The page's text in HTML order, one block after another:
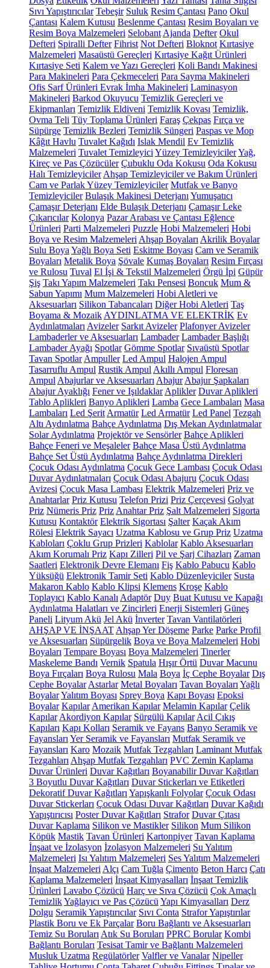
Sıvı Yapıştırıcılar Tebeşir Suluk Resim Çantası Pano Okul
Çantası Kalem Kutusu Beslenme Çantası Resim Boyaları ve
Resim Boya Malzemeleri Selobant Ajanda Defter Okul
Defteri Spiralli Defter Fihrist Not Defteri Bloknot Kırtasiye
Malzemeleri Masaüstü Gereçleri Kırtasiye Kağıt Ürünleri
Kırtasiye Seti Kalem ve Yazı Gereçleri Koli Bandı Makinesi
Para Makineleri Para Çekmeceleri Para Sayma Makineleri
Ofis Sarf Ürünleri Evrak İmha Makineleri Laminasyon
Makineleri Barkod Okuyucu Temizlik Gereçleri ve
Ekipmanları Temizlik Eldiveni Temizlik Kovası Temizlik,
Ovma Teli Tüy Toplama Ürünleri Faraş Çekpas Fırça ve
Süpürge Temizlik Bezleri Temizlik Süngeri Paspas ve Mop
Kâğıt Havlu Tuvalet Kağıdı Islak Mendil Ev Temizlik
Malzemeleri Tuvalet Temizleyici Yüzey TemizleyicilerYağ,
Kireç ve Pas Çözücüler Çubuklu Oda Kokusu Oda Kokusu
Halı Temizleyiciler Ahşap Temizleyiciler ve Bakım Ürünleri
Cam ve Parlak Yüzey Temizleyiciler Mutfak ve Banyo
Temizleyiciler Bulaşık Makinesi Deterjanı Yumuşatıcı
Çamaşır Deterjanı Elde Bulaşık Deterjanı Çamaşır Leke
Çıkarıcılar Kolonya Pazar Arabası ve Çantası Eğlence
Ürünleri Parti Malzemeleri Puzzle Hobi Malzemeleri Hobi
Boya ve Resim Malzemeleri Ahşap Boyaları Akrilik Boyalar
Sulu Boya Yağlı Boya Seti Eskitme Boyası Cam ve Seramik
Boyaları Metalik Boya Şövale Kumaş Boyaları Resim Fırçası
ve Rulosu Tuval El İşi & Tekstil Malzemeleri Örgü İpi Güpür
Şiş Takı Yapım Malzemeleri Takı Pensesi Boncuk Mum &
Sabun Yapımı Mum Malzemeleri Hobi Aletleri ve
Aksesuarları Silikon Tabancaları Diğer Hobi Aletleri Taş
Boyama & Mozaik AYDINLATMA VE ELEKTRİK Ev
Aydınlatmaları Avizeler Sarkıt Avizeler Plafonyer Avizeler
Lambaderler ve Aksesuarları Lambader Lambader Başlığı
Lambader Ayağı Spotlar Gömme Spotlar Sıvaüstü Spotlar
Tavan Spotlar Ampuller Led Ampul Halojen Ampul
Tasarruflu Ampul Rustik Ampul Akıllı Ampul Floresan
Ampul Abajurlar ve Aksesuarları Abajur Abajur Şapkaları
Abajur Ayaklığı Fener ve Işıldaklar Aplikler Duvar Aplikleri
Tablo Aplikleri Banyo Aplikleri Lamba Gece Lambaları Masa
Lambaları Led Şerit Armatür Led Armatür Led Panel Tezgah
Altı Aydınlatma Bahçe Aydınlatma Dış Mekan Aydınlatmalar
Solar Aydınlatma Projektör ve Sensörler Bahçe Aplikleri
Bahçe Feneri ve Meşaleler Bahçe Masa Üstü Aydınlatma
Bahçe Set Üstü Aydınlatma Bahçe Aydınlatma Direkleri
Çocuk Odası Aydınlatma Çocuk Gece Lambası Çocuk Odası
Duvar Aydınlatmaları Çocuk Odası Abajuru Çocuk Odası
Avizesi Çocuk Masa Lambası Elektrik Malzemeleri Priz ve
Anahtarlar Priz Kutusu Telefon Prizi Priz Çerçevesi Golyat
Priz Nümeris Priz Priz Anahtar Priz Şalt Malzemeleri Sigorta
Kutusu Kontaktör Elektrik Sigortası Şalter Kaçak Akım
Rölesi Elektrik Sayacı Uzatma Kablosu ve Grup Priz Uzatma
Kabloları Çoklu Grup Prizleri Kablolar Kablo Aksesuarları
Akım Korumalı Priz Kapı Zilleri Pil ve Şarj Cihazları Zaman
Saatleri Elektronik Devre Elemanı Fiş Kablo Pabucu Kablo
Yüksüğü Elektronik Tamir Seti Kablo Düzenleyiciler Susta
Makaron Kablo Kablo Klipsi Klemens Kroşe Kablo
Toplayıcı Kablo Kanalı Adaptör Duy Buat Kutusu ve Kapağı
Aydınlatma Halatları ve Zincirleri Enerji Sistemleri Güneş
Paneli Lityum Akü Jel Akü İnverter Tavan Vantilatörleri
AHŞAP VE İNŞAAT Ahşap Yer Döşeme Parke Parke Profil
ve Aksesuarları Süpürgelik Boya ve Boya Malzemeleri Hobi
Boyaları Tempare Boyası Boya Malzemeleri Tinerler
Maskeleme Bandı Vernik Spatula Hışır Örtü Duvar Macunu
Boya Fırçaları Boya Rulosu Mala Boya İç Cephe Boyalar Dış
Cephe Boyalar Astarlar Metal Boyaları Tavan Boyaları Yağlı
BoyalarYalıtım Boyası Sprey Boya Kapı Boyası Epoksi
Boyalar Kapılar Amerikan Kapılar Melamin Kapılar Çelik
Kapılar Akordiyon Kapılar Sürgülü Kapılar Acil Çıkış
Kapıları Kapı Kolları Seramik ve Fayans Banyo Seramik ve
Fayansları Yer Seramik ve Fayansları Mutfak Seramik ve
Fayansları Karo Mozaik Mutfak Tezgahları Laminant Mutfak
Tezgahları Ahşap Mutfak Tezgahları PVC Zemin Kaplama
Duvar Ürünleri Duvar Kağıtları Boyanabilir Duvar Kağıtları
3 Boyutlu Duvar Kağıtları Duvar Stickerları ve Etiketleri
Dekoratif Duvar Kağıtları Yapışkanlı Folyolar Çocuk Odası
Duvar Stickerları Çocuk Odası Duvar Kağıtları Duvar Kağıdı
Yapıştırıcısı Poster Duvar Kağıtları Strafor Duvar Çıtası
Duvar Kaplama Silikon ve Mastikler Silikon Mum Silikon
Köpük Mastik Tavan Ürünleri Kartonpiyer Tavan Kaplama
İnşaat ve İzolasyon İzolasyon Malzemeleri Su Yalıtım
Malzemeleri Isı Yalıtım Malzemeleri Ses Yalıtım Malzemeleri
İnşaat Malzemeleri Alçı Cam Tuğla Çimento Beton Harcı Çatı
Kaplama Malzemeleri İnşaat Kimyasalları İnşaat Temizlik
Ürünleri Lavabo Çözücü Harç ve Sıva Çözücü Çok Amaçlı
TemizlikYağlayıcı ve Pas Çözücü Yapı Kimyasalları Derz
Dolgu Seramik Yapıştırıcılar Sıvı Conta Strafor Yapıştırılar
Plastik Boru ve Ek Parçalar Boru Bağlantı ve Aksesuarları
Temiz Su Boruları Atık Su Boruları PPRC Borular Kombi
Bağlantı Boruları Tesisat Tamir ve Bağlantı Malzemeleri
Musluk Uzatma Regülatörler Valfler ve Vanalar Nipeller